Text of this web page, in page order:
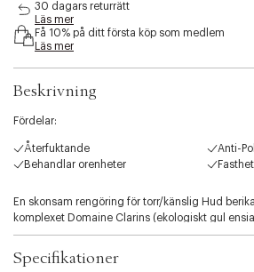
b
i
t
.
v
a
a
t
i
o
30 dagars returrätt
Läs mer
Få 10% på ditt första köp som medlem
Läs mer
Beskrivning
Fördelar:
Återfuktande
Anti-
Behandlar orenheter
En skonsam rengöring för torr/känslig Hud
komplexet Domaine Clarins (ekologiskt gul
citronbalsam), ekologiskt kamomillextrakt som
sheasmörextrakt som lindrar känslan av obehag
huden och avlägsnar skonsamt makeup. Tack
Specifikationer